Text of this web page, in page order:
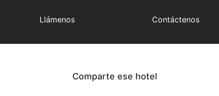
Llámenos Contáctenos
Comparte ese hotel